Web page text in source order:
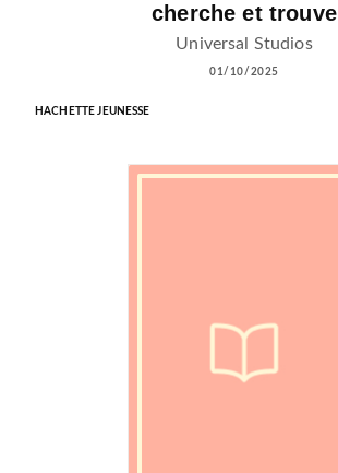
cherche et trouve
Universal Studios
01/10/2025
HACHETTE JEUNESSE